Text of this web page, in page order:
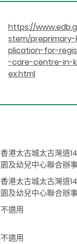
https://
stem/
plication-for-
-care-centre-in-
ex.html
香港太古城太古灣道
園及幼兒中心聯合辦
香港太古城太古灣道
園及幼兒中心聯合辦
不適用
不適用